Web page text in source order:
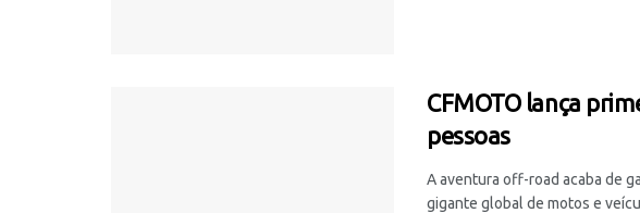
CFMOTO lança
pessoas
A aventura off-road acaba de
gigante global de motos e